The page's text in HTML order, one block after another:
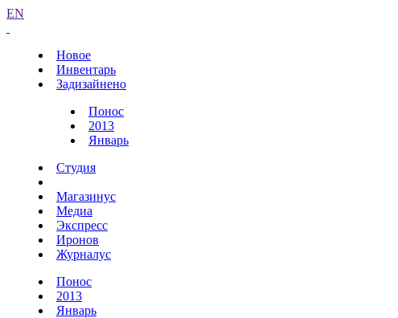
EN
Новое
Инвентарь
Задизайнено
Понос
2013
Январь
Студия
Магазинус
Медиа
Экспресс
Иронов
Журналус
Понос
2013
Январь